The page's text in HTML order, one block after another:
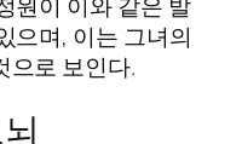
원이 이와 같은 발
으며, 이는 그녀의
으로 보인다.